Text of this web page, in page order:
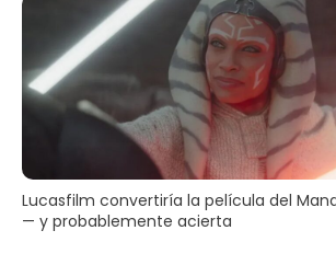
Lucasfilm convertiría la película del
— y probablemente acierta